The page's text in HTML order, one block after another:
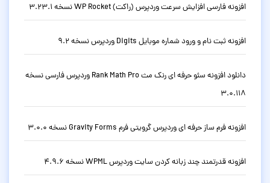
افزونه فارسی افزایش سرعت وردپرس (راکت) WP Rocket نسخه 3.23.1
افزونه ثبت نام و ورود شماره موبایل Digits وردپرس نسخه 9.2
دانلود افزونه سئو حرفه ای رنک مث Rank Math Pro وردپرس فارسی نسخه
3.0.118
افزونه فرم ساز حرفه ای وردپرس گرویتی فرم Gravity Forms نسخه 3.0.0
افزونه قدرتمند چند زبانه کردن سایت وردپرس WPML نسخه 4.9.6